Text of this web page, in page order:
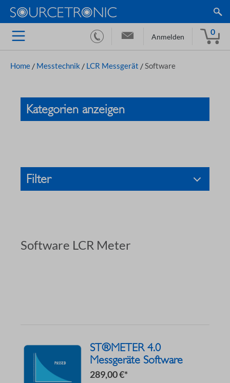
Anmelden
0
Home / Messtechnik / LCR Messgerät /Software
Kategorien anzeigen
Filter
Software LCR Meter
ST®METER 4.0
Messgeräte Software
289,00 €*